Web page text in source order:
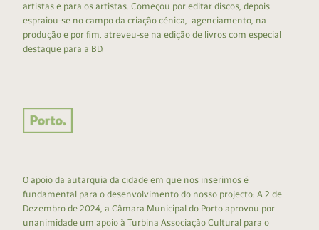
artistas e para os artistas. Começou por editar discos, depois
espraiou-se no campo da criação cénica, agenciamento, na
produção e por fim, atreveu-se na edição de livros com especial
destaque para a BD.
O apoio da autarquia da cidade em que nos inserimos é
fundamental para o desenvolvimento do nosso projecto: A 2 de
Dezembro de 2024, a Câmara Municipal do Porto aprovou por
unanimidade um apoio à Turbina Associação Cultural para o